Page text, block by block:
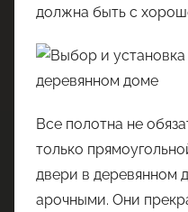
должна быть с
Все полотна не
только
двери в деревянном
арочными. Они